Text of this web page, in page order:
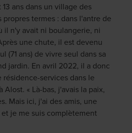
ans dans un village des
termes : dans l'antre de
il n'y avait ni boulangerie, ni
une chute, il est devenu
(71 ans) de vivre seul dans sa
jardin. En avril 2022, il a donc
services dans le
Alost. « Là-bas, j'avais la paix,
Mais ici, j'ai des amis, une
je me suis complètement